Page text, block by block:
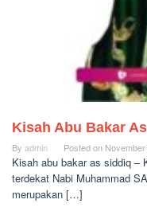
Kisah Abu Bakar
By admin Posted on
Kisah abu bakar as siddiq –
terdekat Nabi Muhammad
merupakan […]